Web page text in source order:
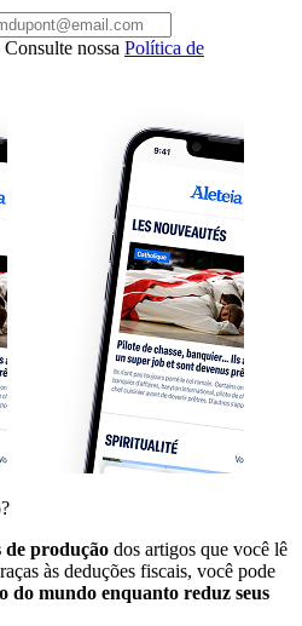
nossa Política de
de produção dos artigos que você lê
às deduções fiscais, você pode
do mundo enquanto reduz seus